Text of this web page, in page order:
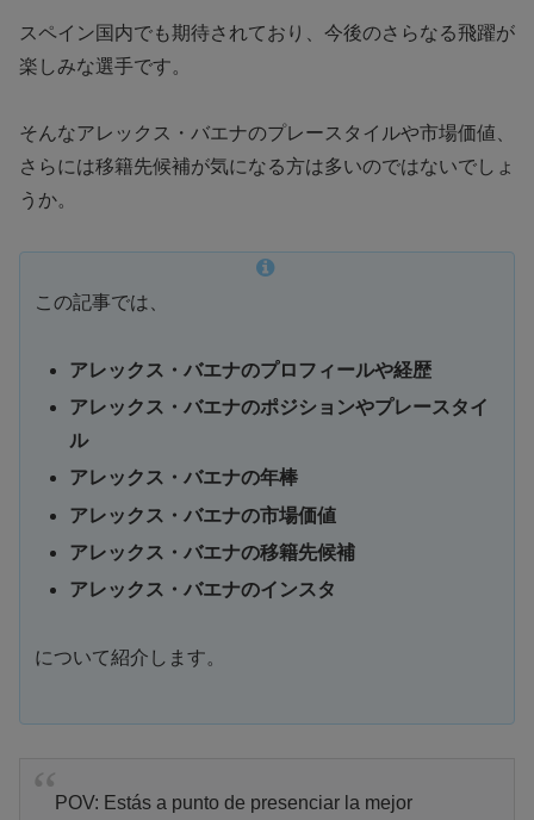
スペイン国内でも期待されており、今後のさらなる飛躍が
楽しみな選手です。
そんなアレックス・バエナのプレースタイルや市場価値、
さらには移籍先候補が気になる方は多いのではないでしょ
うか。
この記事では、
アレックス・バエナのプロフィールや経歴
アレックス・バエナのポジションやプレースタイ
ル
アレックス・バエナの年棒
アレックス・バエナの市場価値
アレックス・バエナの移籍先候補
アレックス・バエナのインスタ
について紹介します。
POV: Estás a punto de presenciar la mejor